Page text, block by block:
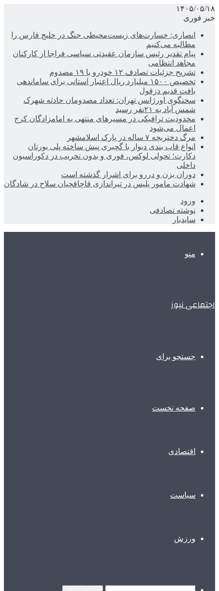
۱۴۰۵/۰۵/۱۸
خبر فوری
انصاری: خسارت‌های زیست‌محیطی جنگ در خلیج فارس را
مطالبه‌ می‌کنیم
پیام تقدیر رئیس سازمان عقیدتی سیاسی فراجا از کارکنان
مجاهد انتظامی
تشریح جزئیات تصادف ۱۲ خودرو با ۱۹ مصدوم
تخصیص ۱۵۰۰ میلیارد ریال اعتبار استانی برای ساماندهی
بافت قدیم دزفول
سخنگوی اورژانس تهران: تعداد مصدومان حادثه شهرک
شمس آباد به ۲۱نفر رسید
محدودیت ترافیکی در مسیرهای منتهی به امامزادگان کرج
اعمال می‌شود
مرگ دختربچه ۷ ساله در پارک اسلامشهر
انواع قاب بندی دیوار با گچبری پیش ساخته پلی یورتان
دکارت؛ تحولی لوکس، فوری و بدون تخریب در دکوراسیون
داخلی
دوران بزن و دررو برای اشرار گذشته است
شهادت مامور پلیس در تیراندازی قاچاقچیان سلاح در شادگان
ورود
نوشته تصادفی
سایدبار
منو
اجتماعی نیوز
جستجو برای
صفحه نخست
اقتصادی
سیاست
ورزش